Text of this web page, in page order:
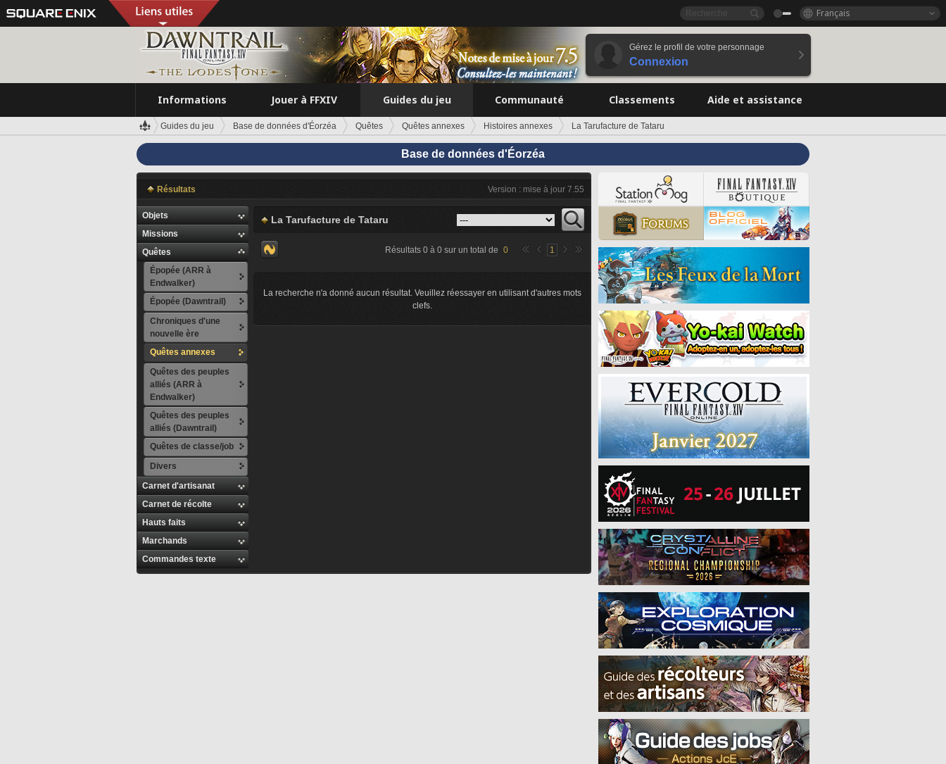
Français
Gérez le profil de votre personnage
Connexion
Informations Jouer à FFXIV Guides du jeu Communauté Classements Aide et assistance
Guides du jeu Base de données d'Éorzéa Quêtes Quêtes annexes Histoires annexes La Tarufacture de Tataru
Base de données d'Éorzéa
Résultats Version : mise à jour 7.55
Objets
Missions
Quêtes
Épopée (ARR à
Endwalker)
Épopée (Dawntrail)
Chroniques d'une
nouvelle ère
Quêtes annexes
Quêtes des peuples
alliés (ARR à
Endwalker)
Quêtes des peuples
alliés (Dawntrail)
Quêtes de classe/job
Divers
Carnet d'artisanat
Carnet de récolte
Hauts faits
Marchands
Commandes texte
La Tarufacture de Tataru
Résultats 0 à 0 sur un total de 0 1
La recherche n'a donné aucun résultat. Veuillez réessayer en utilisant d'autres mots
clefs.